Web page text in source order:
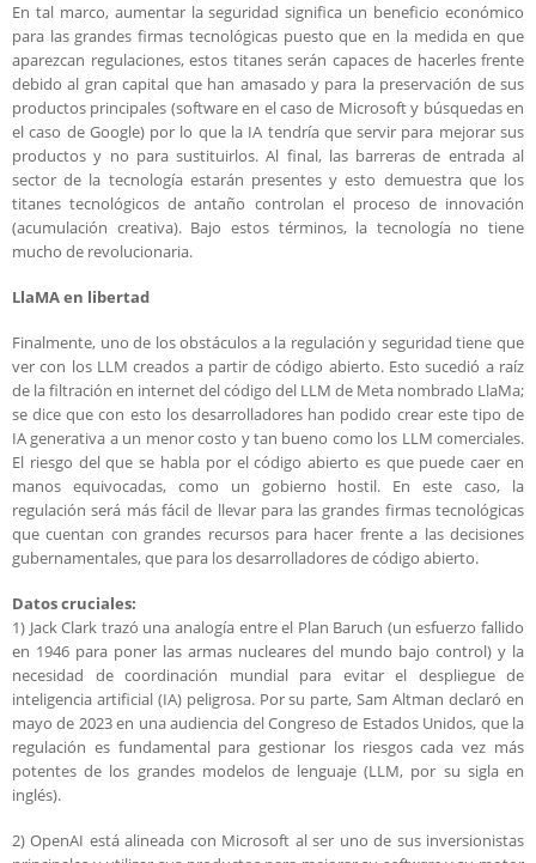
En tal marco, aumentar la seguridad significa un beneficio económico
para las grandes firmas tecnológicas puesto que en la medida en que
aparezcan regulaciones, estos titanes serán capaces de hacerles frente
debido al gran capital que han amasado y para la preservación de sus
productos principales (software en el caso de Microsoft y búsquedas en
el caso de Google) por lo que la IA tendría que servir para mejorar sus
productos y no para sustituirlos. Al final, las barreras de entrada al
sector de la tecnología estarán presentes y esto demuestra que los
titanes tecnológicos de antaño controlan el proceso de innovación
(acumulación creativa). Bajo estos términos, la tecnología no tiene
mucho de revolucionaria.
LlaMA en libertad
Finalmente, uno de los obstáculos a la regulación y seguridad tiene que
ver con los LLM creados a partir de código abierto. Esto sucedió a raíz
de la filtración en internet del código del LLM de Meta nombrado LlaMa;
se dice que con esto los desarrolladores han podido crear este tipo de
IA generativa a un menor costo y tan bueno como los LLM comerciales.
El riesgo del que se habla por el código abierto es que puede caer en
manos equivocadas, como un gobierno hostil. En este caso, la
regulación será más fácil de llevar para las grandes firmas tecnológicas
que cuentan con grandes recursos para hacer frente a las decisiones
gubernamentales, que para los desarrolladores de código abierto.
Datos cruciales:
1) Jack Clark trazó una analogía entre el Plan Baruch (un esfuerzo fallido
en 1946 para poner las armas nucleares del mundo bajo control) y la
necesidad de coordinación mundial para evitar el despliegue de
inteligencia artificial (IA) peligrosa. Por su parte, Sam Altman declaró en
mayo de 2023 en una audiencia del Congreso de Estados Unidos, que la
regulación es fundamental para gestionar los riesgos cada vez más
potentes de los grandes modelos de lenguaje (LLM, por su sigla en
inglés).
2) OpenAI está alineada con Microsoft al ser uno de sus inversionistas